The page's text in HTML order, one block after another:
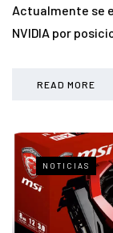
Actualmente se
NVIDIA por
READ MORE
NOTICIAS